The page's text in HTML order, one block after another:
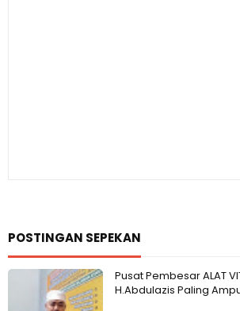
POSTINGAN SEPEKAN
Pusat Pembesar ALAT
H.Abdulazis Paling